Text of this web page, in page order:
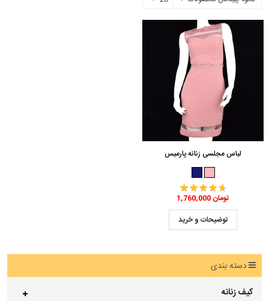
لباس مجلسی زنانه پارمیس
1,760,000 تومان
توضیحات و خرید
دسته بندی
کیف زنانه